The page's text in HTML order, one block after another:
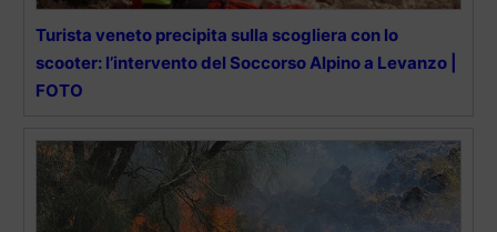
Turista veneto precipita sulla scogliera con lo
scooter: l’intervento del Soccorso Alpino a Levanzo |
FOTO